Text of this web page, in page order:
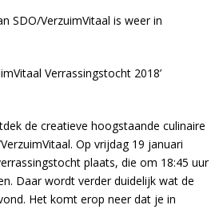
SDO/VerzuimVitaal is weer in
Verrassingstocht 2018’
de creatieve hoogstaande culinaire
Op vrijdag 19 januari
plaats, die om 18:45 uur
Daar wordt verder duidelijk wat de
Het komt erop neer dat je in